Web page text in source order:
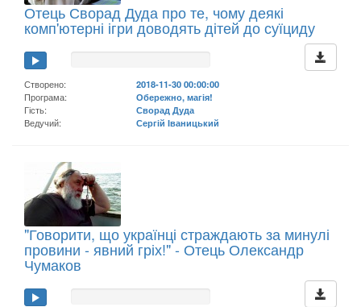
Отець Сворад Дуда про те, чому деякі
комп'ютерні ігри доводять дітей до суїциду
Створено:
2018-11-30 00:00:00
Програма:
Обережно, магія!
Гість:
Сворад Дуда
Ведучий:
Сергій Іваницький
"Говорити, що українці страждають за минулі
провини - явний гріх!" - Отець Олександр
Чумаков